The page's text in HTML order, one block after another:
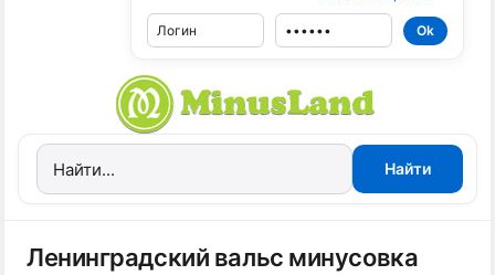
Ленинградский вальс минусовка